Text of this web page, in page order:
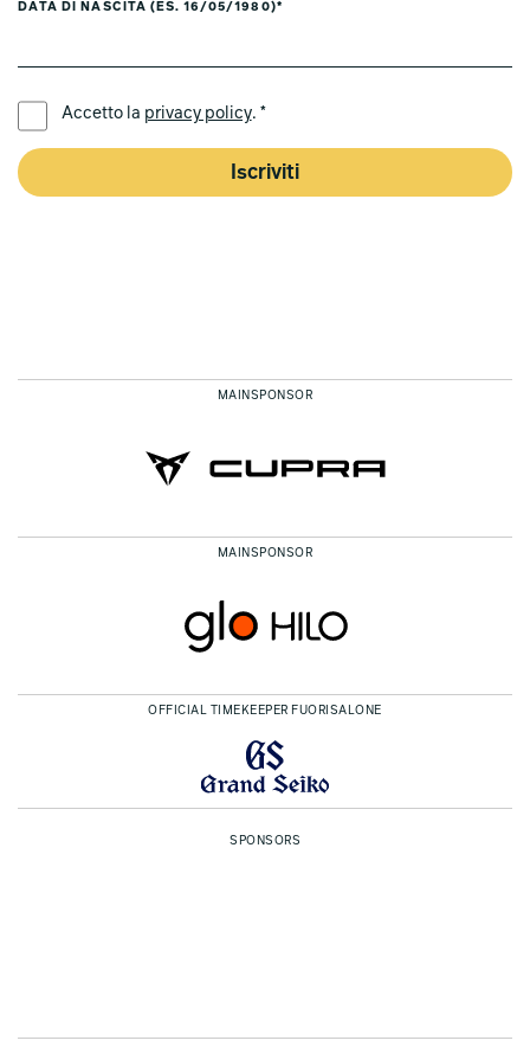
DATA DI NASCITA (ES. 16/05/1980)*
Accetto la privacy policy. *
Iscriviti
MAINSPONSOR
MAINSPONSOR
OFFICIAL TIMEKEEPER FUORISALONE
SPONSORS